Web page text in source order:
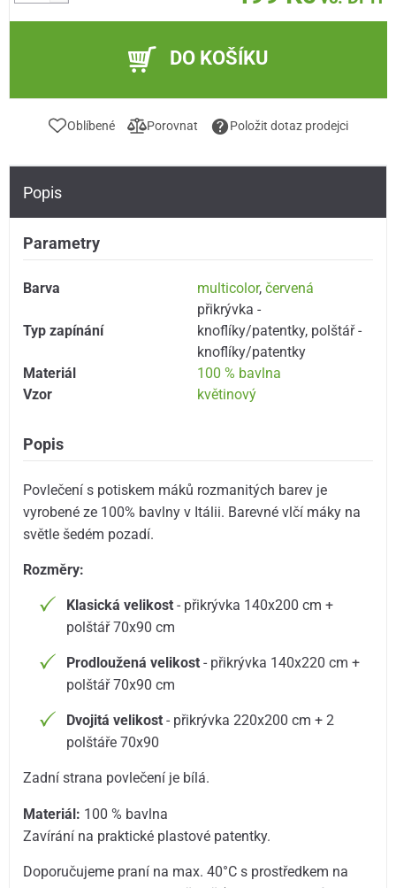
DO KOŠÍKU
Oblíbené Porovnat Položit dotaz prodejci
Popis
Parametry
Barva multicolor,červená
Typ zapínání
přikrývka -
knoflíky/patentky, polštář -
knoflíky/patentky
Materiál
100 % bavlna
Vzor
květinový
Popis
Povlečení s potiskem máků rozmanitých barev je
vyrobené ze 100% bavlny v Itálii. Barevné vlčí máky na
světle šedém pozadí.
Rozměry:
Klasická velikost - přikrývka 140x200 cm +
polštář 70x90 cm
Prodloužená velikost - přikrývka 140x220 cm +
polštář 70x90 cm
Dvojitá velikost - přikrývka 220x200 cm + 2
polštáře 70x90
Zadní strana povlečení je bílá.
Materiál: 100 % bavlna
Zavírání na praktické plastové patentky.
Doporučujeme praní na max. 40°C s prostředkem na